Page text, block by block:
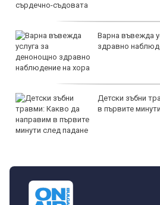
Варна въвежда
здравно
Детски зъбни
в първите